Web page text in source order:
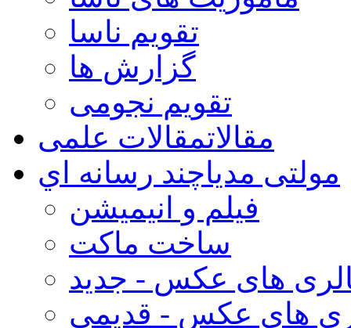
تقویم ناسا
گزارش ها
تقویم نجومی
مقالاتمقالات علمی
مولتی مدیاچند رسانه اي
فیلم و انیمیشن
ساخت ماکت
های عکس - جدید
های عکس - قدیمی